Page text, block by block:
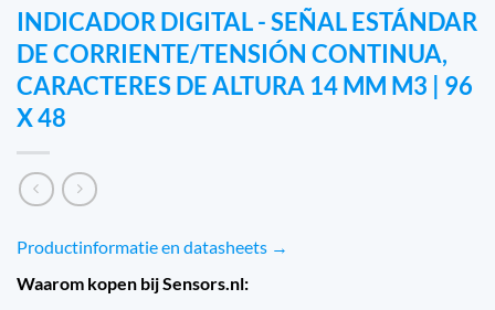
INDICADOR DIGITAL - SEÑAL ESTÁNDAR
DE CORRIENTE/TENSIÓN CONTINUA,
CARACTERES DE ALTURA 14 MM M3 | 96
X 48
Productinformatie en datasheets →
Waarom kopen bij Sensors.nl: